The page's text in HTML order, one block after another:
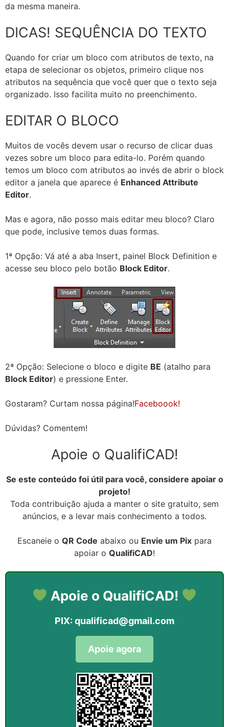
da mesma maneira.
DICAS! SEQUÊNCIA DO TEXTO
Quando for criar um bloco com atributos de texto, na
etapa de selecionar os objetos, primeiro clique nos
atributos na sequência que você quer que o texto seja
organizado. Isso facilita muito no preenchimento.
EDITAR O BLOCO
Muitos de vocês devem usar o recurso de clicar duas
vezes sobre um bloco para edita-lo. Porém quando
temos um bloco com atributos ao invés de abrir o block
editor a janela que aparece é Enhanced Attribute
Editor.
Mas e agora, não posso mais editar meu bloco? Claro
que pode, inclusive temos duas formas.
1ª Opção: Vá até a aba Insert, painel Block Definition e
acesse seu bloco pelo botão Block Editor.
2ª Opção: Selecione o bloco e digite BE (atalho para
Block Editor) e pressione Enter.
Gostaram? Curtam nossa página!Faceboook!
Dúvidas? Comentem!
Apoie o QualifiCAD!
Se este conteúdo foi útil para você, considere apoiar o
projeto!
Toda contribuição ajuda a manter o site gratuito, sem
anúncios, e a levar mais conhecimento a todos.
Escaneie o QR Code abaixo ou Envie um Pix para
apoiar o QualifiCAD!
Apoie o QualifiCAD!
PIX: qualificad@gmail.com
Apoie agora